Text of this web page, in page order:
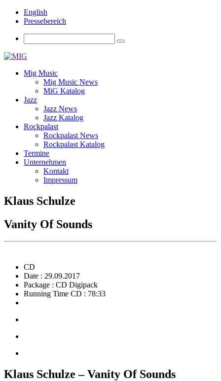
English
Pressebereich
Mig Music
Mig Music News
MiG Katalog
Jazz
Jazz News
Jazz Katalog
Rockpalast
Rockpalast News
Rockpalast Katalog
Termine
Unternehmen
Kontakt
Impressum
Klaus Schulze
Vanity Of Sounds
CD
Date : 29.09.2017
Package : CD Digipack
Running Time CD : 78:33
Klaus Schulze – Vanity Of Sounds